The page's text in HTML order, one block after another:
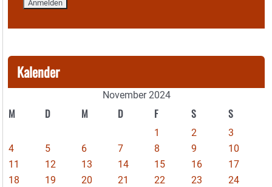
Kalender
November 2024
M D M D F S S
1 2
3
4
5 6 7 8 9
10
11
12 13 14 15 16
17
18
19 20 21 22 23
24